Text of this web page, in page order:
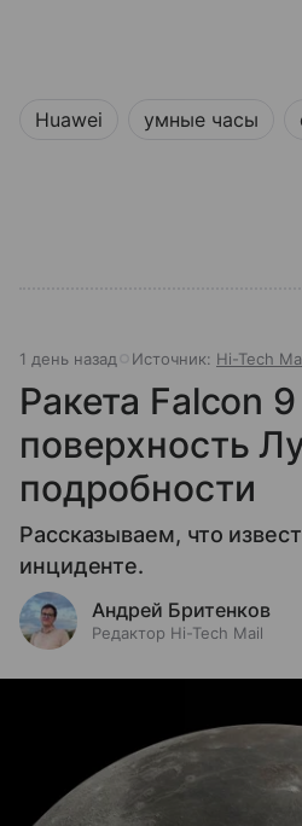
Huawei умные часы
1 день назад Источник: Hi-Tech
Ракета Falcon
поверхность
подробности
Рассказываем, что
инциденте.
Андрей Бритенков
Редактор Hi-Tech Mail